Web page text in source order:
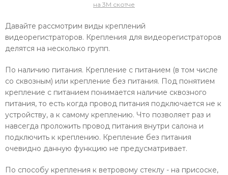
на 3М скотче
Давайте рассмотрим виды креплений
видеорегистраторов. Крепления для видеорегистраторов
делятся на несколько групп.
По наличию питания. Крепление с питанием (в том числе
со сквозным) или крепление без питания. Под понятием
крепление с питанием понимается наличие сквозного
питания, то есть когда провод питания подключается не к
устройству, а к самому креплению. Что позволяет раз и
навсегда проложить провод питания внутри салона и
подключить к креплению. Крепление без питания
очевидно данную функцию не предусматривает.
По способу крепления к ветровому стеклу - на присоске,